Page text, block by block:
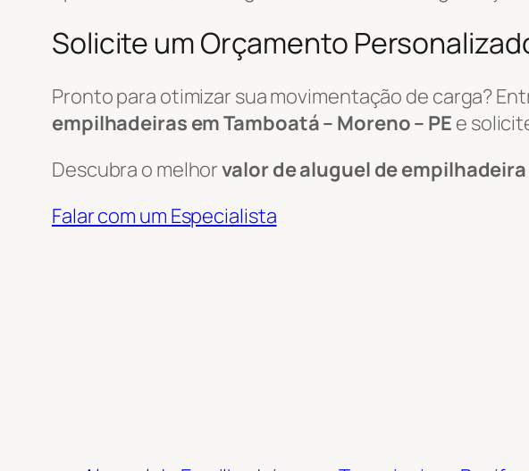
Solicite um Orçamento
Pronto para otimizar sua movimentação de carga?
empilhadeiras em Tamboatá – Moreno – PE e
Descubra o melhorvalor de aluguel de empilhadeira
Falar com um Especialista